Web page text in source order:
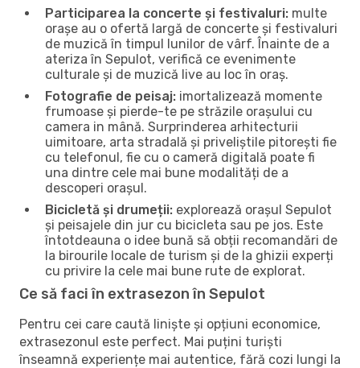
Participarea la concerte și festivaluri: multe
orașe au o ofertă largă de concerte și festivaluri
de muzică în timpul lunilor de vârf. Înainte de a
ateriza în Sepulot, verifică ce evenimente
culturale și de muzică live au loc în oraș.
Fotografie de peisaj: imortalizează momente
frumoase și pierde-te pe străzile orașului cu
camera in mână. Surprinderea arhitecturii
uimitoare, arta stradală și priveliștile pitorești fie
cu telefonul, fie cu o cameră digitală poate fi
una dintre cele mai bune modalități de a
descoperi orașul.
Bicicletă și drumeții: explorează orașul Sepulot
și peisajele din jur cu bicicleta sau pe jos. Este
întotdeauna o idee bună să obții recomandări de
la birourile locale de turism și de la ghizii experți
cu privire la cele mai bune rute de explorat.
Ce să faci în extrasezon în Sepulot
Pentru cei care caută liniște și opțiuni economice,
extrasezonul este perfect. Mai puțini turiști
înseamnă experiențe mai autentice, fără cozi lungi la